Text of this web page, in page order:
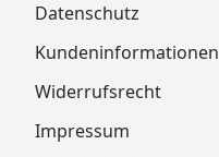
Datenschutz
Kundeninformationen
Widerrufsrecht
Impressum